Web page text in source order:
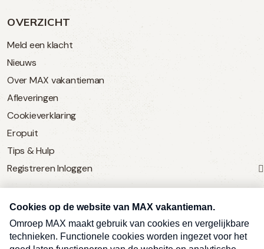
OVERZICHT
Meld een klacht
Nieuws
Over MAX vakantieman
Afleveringen
Cookieverklaring
Eropuit
Tips & Hulp
Registreren Inloggen
SERVICE
Over Omroep MAX
MAX Vandaag